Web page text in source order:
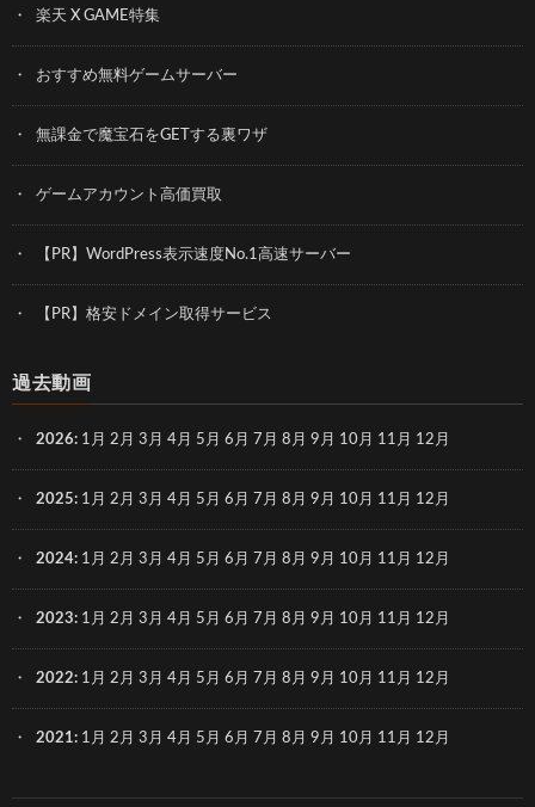
楽天 X GAME特集
おすすめ無料ゲームサーバー
無課金で魔宝石をGETする裏ワザ
ゲームアカウント高価買取
【PR】WordPress表示速度No.1高速サーバー
【PR】格安ドメイン取得サービス
過去動画
2026: 1月 2月 3月 4月 5月 6月 7月 8月 9月 10月 11月 12月
2025: 1月 2月 3月 4月 5月 6月 7月 8月 9月 10月 11月 12月
2024: 1月 2月 3月 4月 5月 6月 7月 8月 9月 10月 11月 12月
2023: 1月 2月 3月 4月 5月 6月 7月 8月 9月 10月 11月 12月
2022: 1月 2月 3月 4月 5月 6月 7月 8月 9月 10月 11月 12月
2021: 1月 2月 3月 4月 5月 6月 7月 8月 9月 10月 11月 12月